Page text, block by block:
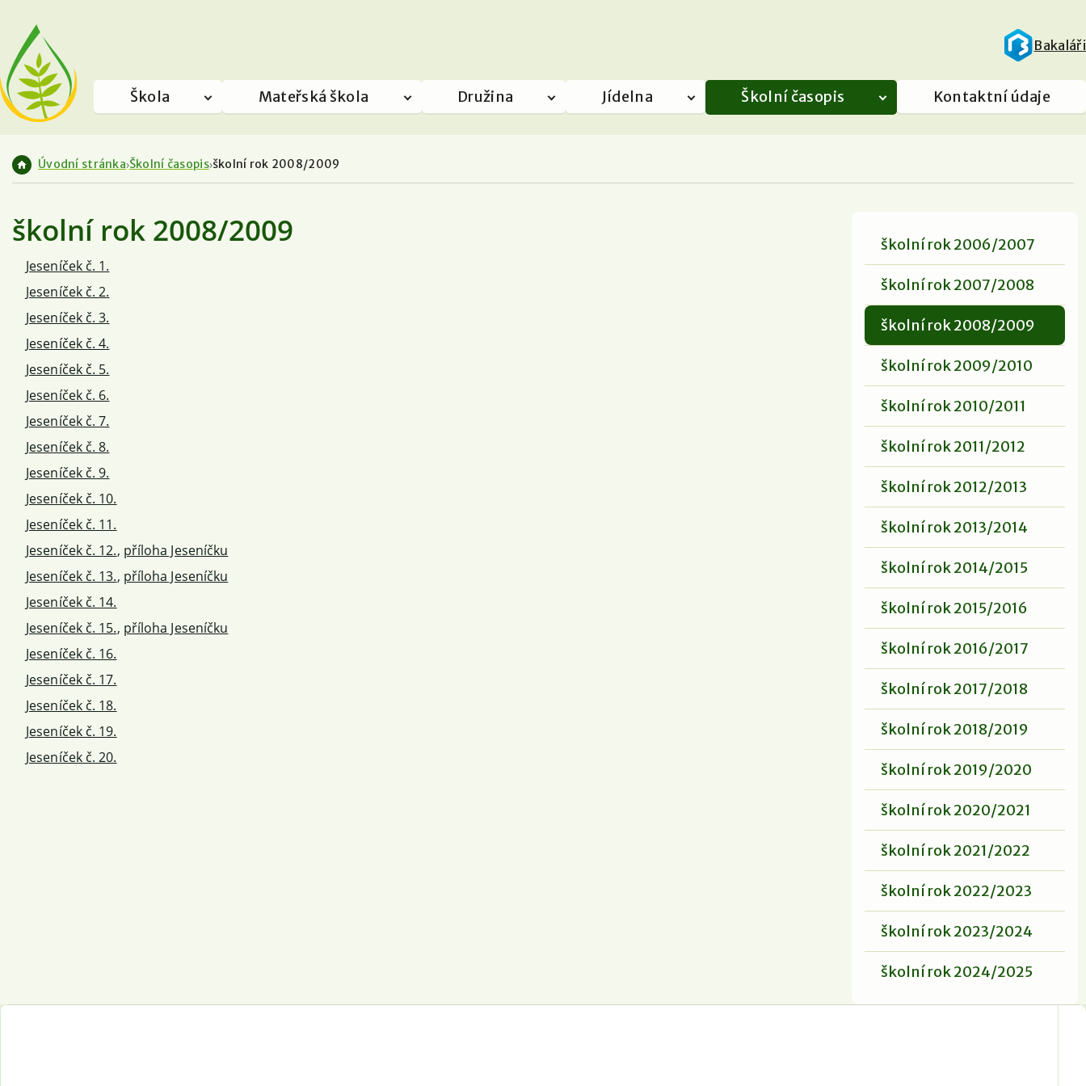
Bakaláři
Škola Mateřská škola Družina Jídelna Školní časopis Kontaktní údaje
Úvodní stránka Školní časopis školní rok 2008/2009
školní rok 2008/2009
Jeseníček č. 1.
Jeseníček č. 2.
Jeseníček č. 3.
Jeseníček č. 4.
Jeseníček č. 5.
Jeseníček č. 6.
Jeseníček č. 7.
Jeseníček č. 8.
Jeseníček č. 9.
Jeseníček č. 10.
Jeseníček č. 11.
Jeseníček č. 12., příloha Jeseníčku
Jeseníček č. 13., příloha Jeseníčku
Jeseníček č. 14.
Jeseníček č. 15., příloha Jeseníčku
Jeseníček č. 16.
Jeseníček č. 17.
Jeseníček č. 18.
Jeseníček č. 19.
Jeseníček č. 20.
školní rok 2006/2007
školní rok 2007/2008
školní rok 2008/2009
školní rok 2009/2010
školní rok 2010/2011
školní rok 2011/2012
školní rok 2012/2013
školní rok 2013/2014
školní rok 2014/2015
školní rok 2015/2016
školní rok 2016/2017
školní rok 2017/2018
školní rok 2018/2019
školní rok 2019/2020
školní rok 2020/2021
školní rok 2021/2022
školní rok 2022/2023
školní rok 2023/2024
školní rok 2024/2025